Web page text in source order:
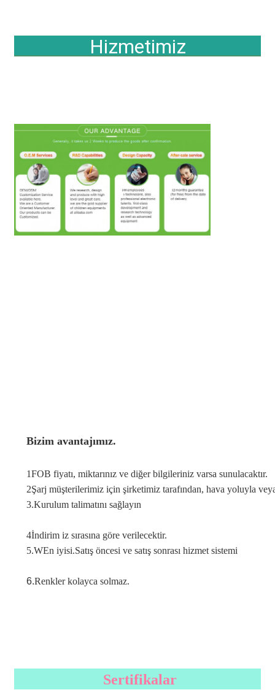
Hizmetimiz
Bizim avantajımız.
1FOB fiyatı, miktarınız ve diğer bilgileriniz varsa sunulacaktır.
2Şarj müşterilerimiz için şirketimiz tarafından, hava yoluyla
3.Kurulum talimatını sağlayın
4İndirim iz sırasına göre verilecektir.
5.WEn iyisi.Satış öncesi ve satış sonrası hizmet sistemi
6.Renkler kolayca solmaz.
Sertifikalar